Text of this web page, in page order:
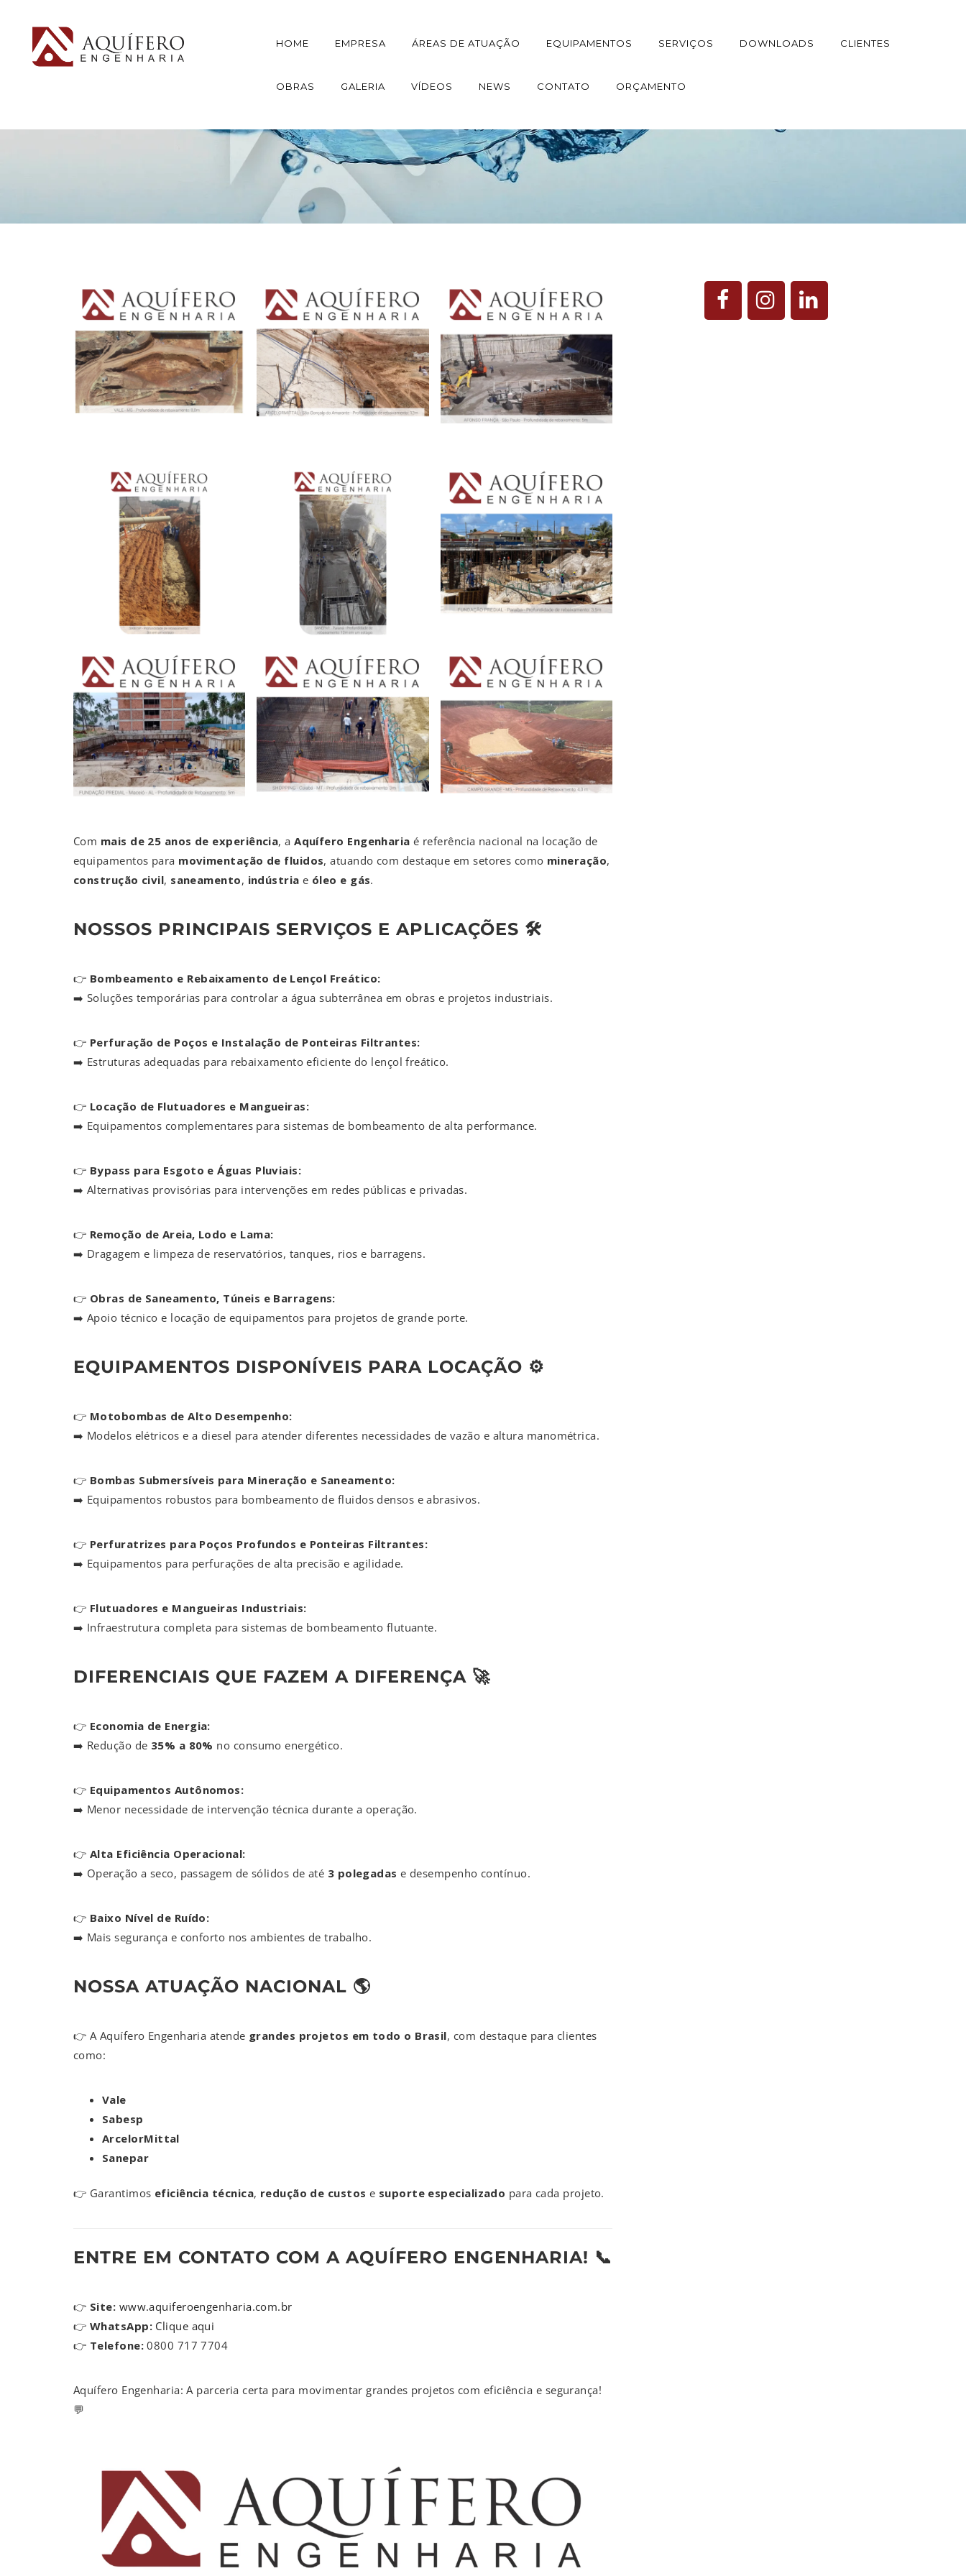
HOME EMPRESA ÁREAS DE ATUAÇÃO EQUIPAMENTOS SERVIÇOS DOWNLOADS CLIENTES
OBRAS GALERIA VÍDEOS NEWS CONTATO ORÇAMENTO
Com mais de 25 anos de experiência, aAquífero Engenharia é referência nacional na locação de
equipamentos para movimentação de fluidos, atuando com destaque em setores como mineração,
construção civil, saneamento, indústria e óleo e gás.
NOSSOS PRINCIPAIS SERVIÇOS E APLICAÇÕES 🛠️
👉 Bombeamento e Rebaixamento de Lençol Freático:
➡️ Soluções temporárias para controlar a água subterrânea em obras e projetos industriais.
👉 Perfuração de Poços e Instalação de Ponteiras Filtrantes:
➡️ Estruturas adequadas para rebaixamento eficiente do lençol freático.
👉 Locação de Flutuadores e Mangueiras:
➡️ Equipamentos complementares para sistemas de bombeamento de alta performance.
👉 Bypass para Esgoto e Águas Pluviais:
➡️ Alternativas provisórias para intervenções em redes públicas e privadas.
👉 Remoção de Areia, Lodo e Lama:
➡️ Dragagem e limpeza de reservatórios, tanques, rios e barragens.
👉 Obras de Saneamento, Túneis e Barragens:
➡️ Apoio técnico e locação de equipamentos para projetos de grande porte.
EQUIPAMENTOS DISPONÍVEIS PARA LOCAÇÃO ⚙️
👉 Motobombas de Alto Desempenho:
➡️ Modelos elétricos e a diesel para atender diferentes necessidades de vazão e altura manométrica.
👉 Bombas Submersíveis para Mineração e Saneamento:
➡️ Equipamentos robustos para bombeamento de fluidos densos e abrasivos.
👉 Perfuratrizes para Poços Profundos e Ponteiras Filtrantes:
➡️ Equipamentos para perfurações de alta precisão e agilidade.
👉 Flutuadores e Mangueiras Industriais:
➡️ Infraestrutura completa para sistemas de bombeamento flutuante.
DIFERENCIAIS QUE FAZEM A DIFERENÇA 🚀
👉 Economia de Energia:
➡️ Redução de 35% a 80% no consumo energético.
👉 Equipamentos Autônomos:
➡️ Menor necessidade de intervenção técnica durante a operação.
👉 Alta Eficiência Operacional:
➡️ Operação a seco, passagem de sólidos de até 3 polegadas e desempenho contínuo.
👉 Baixo Nível de Ruído:
➡️ Mais segurança e conforto nos ambientes de trabalho.
NOSSA ATUAÇÃO NACIONAL 🌎
👉 A Aquífero Engenharia atende grandes projetos em todo o Brasil, com destaque para clientes
como:
Vale
Sabesp
ArcelorMittal
Sanepar
👉 Garantimos eficiência técnica, redução de custos e suporte especializado para cada projeto.
ENTRE EM CONTATO COM A AQUÍFERO ENGENHARIA! 📞
👉 Site: www.aquiferoengenharia.com.br
👉 WhatsApp: Clique aqui
👉 Telefone:0800 717 7704
Aquífero Engenharia: A parceria certa para movimentar grandes projetos com eficiência e segurança!
💬